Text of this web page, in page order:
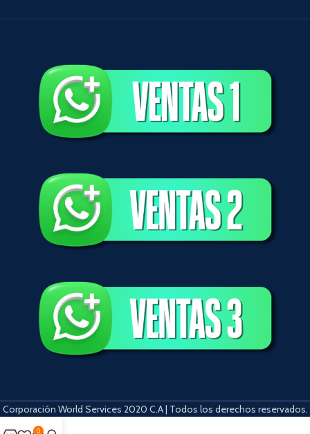
Corporación World Services 2020 C.A | Todos los derechos reservados.
Siteler
0